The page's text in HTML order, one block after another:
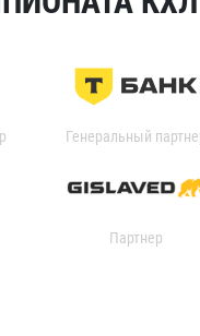
Генеральный
Партнер